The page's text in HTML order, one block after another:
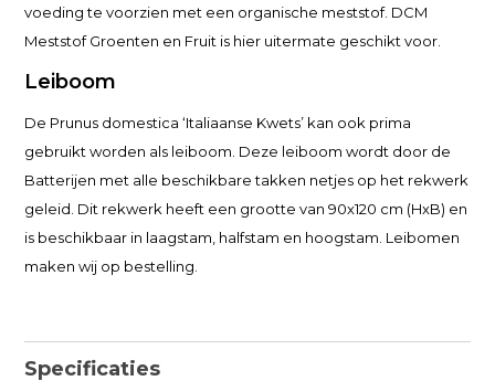
voeding te voorzien met een organische meststof. DCM
Meststof Groenten en Fruit is hier uitermate geschikt voor.
Leiboom
De Prunus domestica ‘Italiaanse Kwets’ kan ook prima
gebruikt worden als leiboom. Deze leiboom wordt door de
Batterijen met alle beschikbare takken netjes op het rekwerk
geleid. Dit rekwerk heeft een grootte van 90x120 cm (HxB) en
is beschikbaar in laagstam, halfstam en hoogstam. Leibomen
maken wij op bestelling.
Specificaties